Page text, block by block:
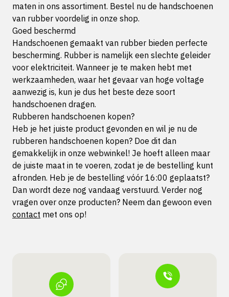
maten in ons assortiment. Bestel nu de handschoenen
van rubber voordelig in onze shop.
Goed beschermd
Handschoenen gemaakt van rubber bieden perfecte
bescherming. Rubber is namelijk een slechte geleider
voor elektriciteit. Wanneer je te maken hebt met
werkzaamheden, waar het gevaar van hoge voltage
aanwezig is, kun je dus het beste deze soort
handschoenen dragen.
Rubberen handschoenen kopen?
Heb je het juiste product gevonden en wil je nu de
rubberen handschoenen kopen? Doe dit dan
gemakkelijk in onze webwinkel! Je hoeft alleen maar
de juiste maat in te voeren, zodat je de bestelling kunt
afronden. Heb je de bestelling vóór 16:00 geplaatst?
Dan wordt deze nog vandaag verstuurd. Verder nog
vragen over onze producten? Neem dan gewoon even
contact met ons op!